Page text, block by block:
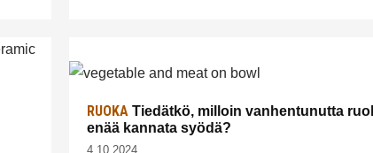
RUOKA Tiedätkö, milloin vanhentunutta
enää kannata syödä?
4.10.2024